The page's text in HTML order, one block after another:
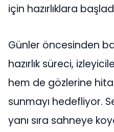
için hazırlıklara
Günler öncesinden
hazırlık süreci,
hem de gözlerine
sunmayı hedefliyor.
yanı sıra sahneye